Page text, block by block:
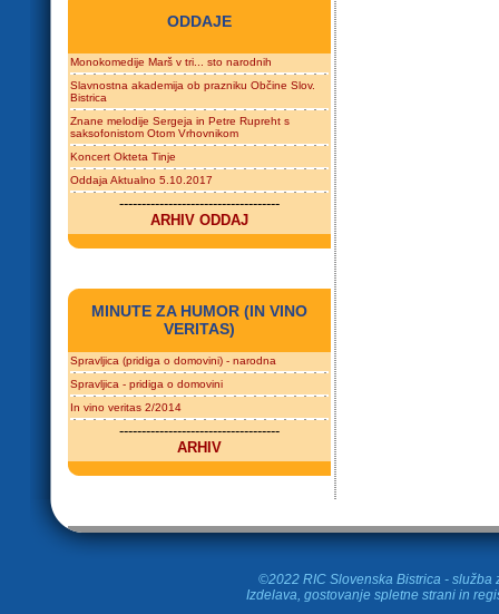
ODDAJE
Monokomedije Marš v tri... sto narodnih
Slavnostna akademija ob prazniku Občine Slov.
Bistrica
Znane melodije Sergeja in Petre Rupreht s
saksofonistom Otom Vrhovnikom
Koncert Okteta Tinje
Oddaja Aktualno 5.10.2017
------------------------------------
ARHIV ODDAJ
MINUTE ZA HUMOR (IN VINO
VERITAS)
Spravljica (pridiga o domovini) - narodna
Spravljica - pridiga o domovini
In vino veritas 2/2014
------------------------------------
ARHIV
©2022 RIC Slovenska Bistrica - služba
Izdelava, gostovanje spletne strani in